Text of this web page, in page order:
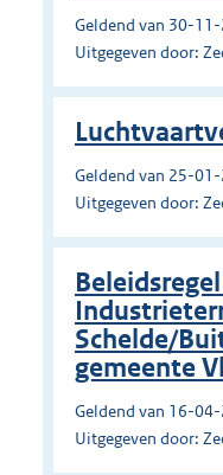
Geldend van 30-
Uitgegeven door:
Geldend van 25-
Uitgegeven door:
Schelde/
gemeente
Geldend van 16-
Uitgegeven door: